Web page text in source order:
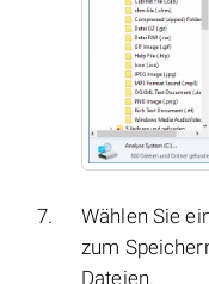
Wählen Sie
zum
Dateien.